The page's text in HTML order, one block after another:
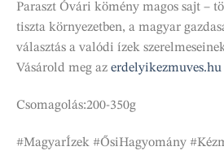
Paraszt Óvári kömény magos sajt –
tiszta környezetben, a magyar
választás a valódi ízek
Vásárold meg az erdelyikezmuves.hu
Csomagolás:200-350g
#MagyarÍzek #ŐsiHagyomány